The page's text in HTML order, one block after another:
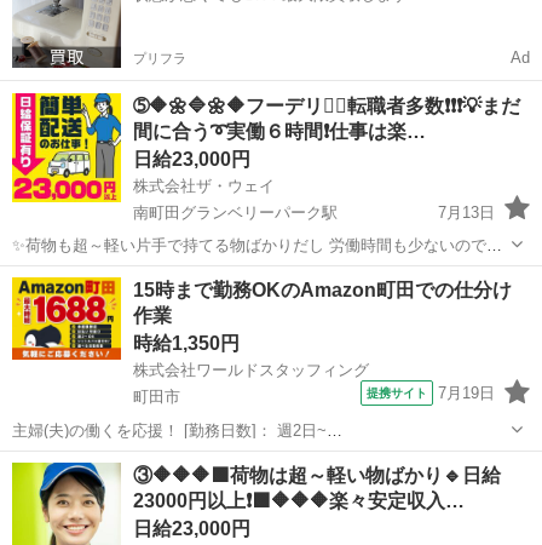
プリフラ Ad
➄🔶🌼🔷🌼🔶フーデリ👉🏻転職者多数❗❗❗💡まだ
間に合う➰実働６時間❗️仕事は楽…
日給23,000円
株式会社ザ・ウェイ
南町田グランベリーパーク駅
7月13日
✨荷物も超～軽い片手で持てる物ばかりだし 労働時間も少ないので女
子も沢山働いてます💗 ⭐️よくある大手宅配業者の様に1個配送する事に
いくら・・・といった完全歩合制の個配送ではありません。 ⭐️1日の配
送個数...
東京 町田市 南町田グランベリーパーク駅 配送
ギグワーク
15時まで勤務OKのAmazon町田での仕分け
作業
時給1,350円
株式会社ワールドスタッフィング
町田市
提携サイト 7月19日
主婦(夫)の働くを応援！ [勤務日数]： 週2日~
08:00~15:00/08:00~18:00/22:00~07:00/22:00~08:00 月/火/水/木/金/土/
日 などから選べます [勤務地・最寄駅]： 東京...
東京 町田市 配送
③🔶🔶🔶🟩荷物は超～軽い物ばかり🔹日給
23000円以上❗️🟩🔶🔶🔶楽々安定収入…
日給23,000円